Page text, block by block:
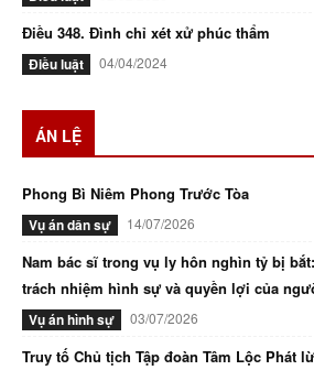
Điều 348. Đình chỉ xét xử phúc thẩm
Điều luật 04/04/2024
ÁN LỆ
Phong Bì Niêm Phong Trước Tòa
Vụ án dân sự 14/07/2026
Nam bác sĩ trong vụ ly hôn nghìn tỷ bị
trách nhiệm hình sự và quyền lợi của
Vụ án hình sự 03/07/2026
Truy tố Chủ tịch Tập đoàn Tâm Lộc Phát